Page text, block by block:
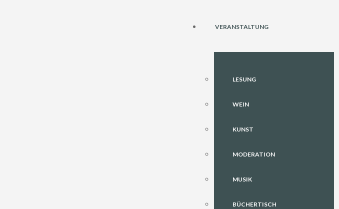
VERANSTALTUNG
LESUNG
WEIN
KUNST
MODERATION
MUSIK
BÜCHERTISCH